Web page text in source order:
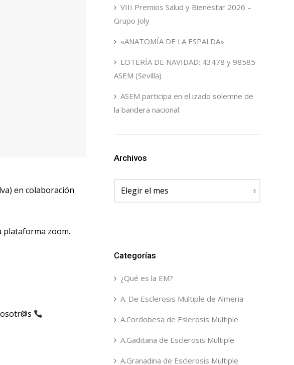
en colaboración
plataforma zoom.
VIII Premios Salud y Bienestar 2026 –
Grupo Joly
«ANATOMÍA DE LA ESPALDA»
LOTERÍA DE NAVIDAD: 43478 y 98585
ASEM (Sevilla)
ASEM participa en el izado solemne de
la bandera nacional
Archivos
Archivos
Categorías
¿Qué es la EM?
A. De Esclerosis Multiple de Almeria
A.Cordobesa de Eslerosis Multiple
A.Gaditana de Esclerosis Multiple
A.Granadina de Esclerosis Multiple